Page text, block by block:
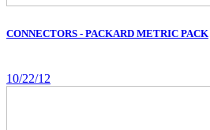
CONNECTORS - PACKARD METRIC PACK
10/22/12